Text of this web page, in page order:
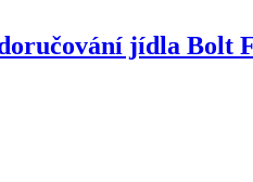
jídla Bolt